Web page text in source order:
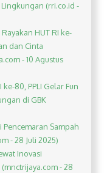
Lingkungan (rri.co.id -
HUT RI ke-
dan Cinta
- 10 Agustus
ke-80, PPLI Gelar Fun
di GBK
Sampah
- 28 Juli 2025)
Inovasi
- 28